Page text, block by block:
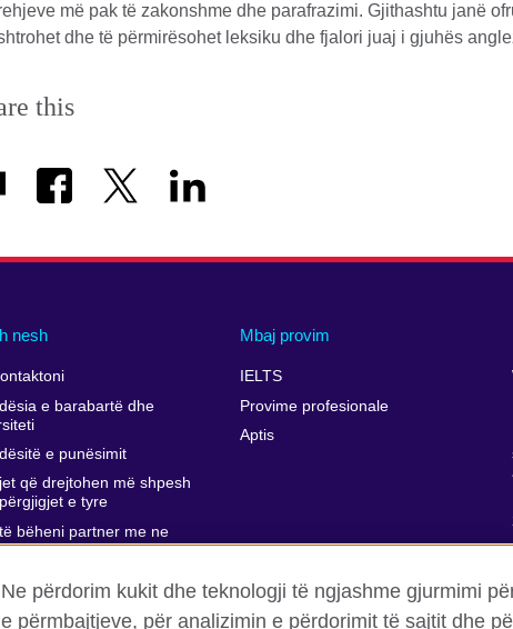
më pak të zakonshme dhe parafrazimi. Gjithashtu janë
dhe të përmirësohet leksiku dhe fjalori juaj i gjuhës
this
nesh
e barabartë dhe
e punësimit
që drejtohen më shpesh
e tyre
bëheni partner me ne
marketing
Mbaj provim
IELTS
Provime profesionale
Aptis
Ne përdorim kukit dhe teknologji të ngjashme gjurmimi
e përmbajtjeve, për analizimin e përdorimit të sajtit dhe